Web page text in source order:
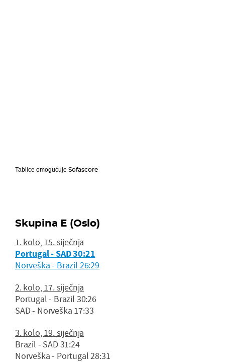
Tablice omogućuje Sofascore
Skupina E (Oslo)
1. kolo, 15. siječnja
Portugal - SAD 30:21
Norveška - Brazil 26:29
2. kolo, 17. siječnja
Portugal - Brazil 30:26
SAD - Norveška 17:33
3. kolo, 19. siječnja
Brazil - SAD 31:24
Norveška - Portugal 28:31